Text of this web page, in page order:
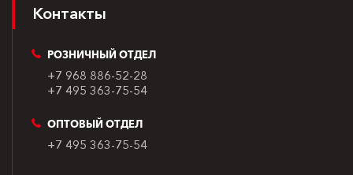
Контакты
РОЗНИЧНЫЙ ОТДЕЛ
+7 968 886-52-28
+7 495 363-75-54
ОПТОВЫЙ ОТДЕЛ
+7 495 363-75-54